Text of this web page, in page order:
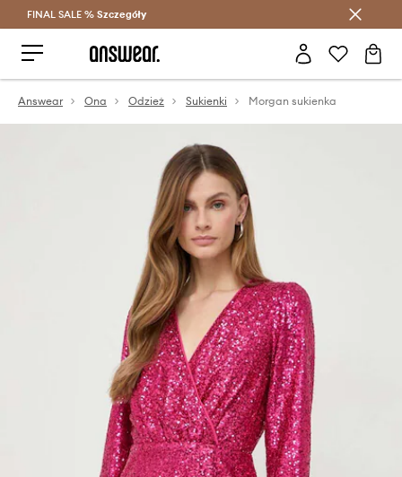
Oszczędzaj z Answear Club >
FINAL SALE % Szczegóły
Answear Ona Odzież Sukienki Morgan sukienka